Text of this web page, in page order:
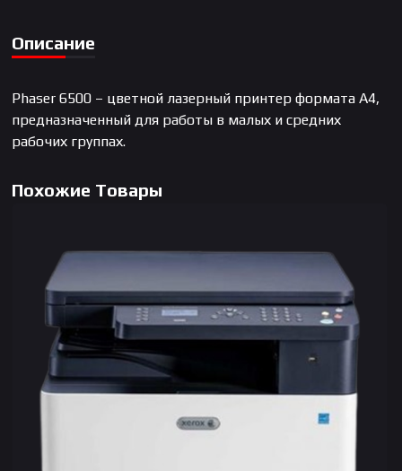
Описание
Phaser 6500 – цветной лазерный принтер формата А4,
предназначенный для работы в малых и средних
рабочих группах.
Похожие Товары